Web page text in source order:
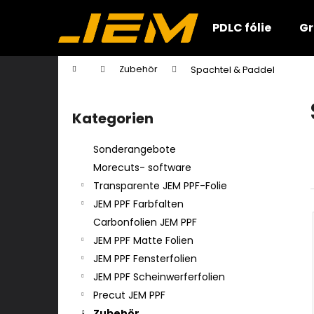
PDLC fólie
StartseiteZubehör Spachtel & Paddel
Kategorien
überspringen
Kategorien
Sonderangebote
Morecuts- software
Transparente JEM PPF-Folie
JEM PPF Farbfalten
Carbonfolien JEM PPF
JEM PPF Matte Folien
JEM PPF Fensterfolien
JEM PPF Scheinwerferfolien
Precut JEM PPF
e
Zurück
zum
Zurück
zum